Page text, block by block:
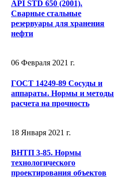
API STD 650 (2001).
Сварные стальные
резервуары для хранения
нефти
06 Февраля 2021 г.
ГОСТ 14249-89 Сосуды и
аппараты. Нормы и методы
расчета на прочность
18 Января 2021 г.
ВНТП 3-85. Нормы
технологического
проектирования объектов